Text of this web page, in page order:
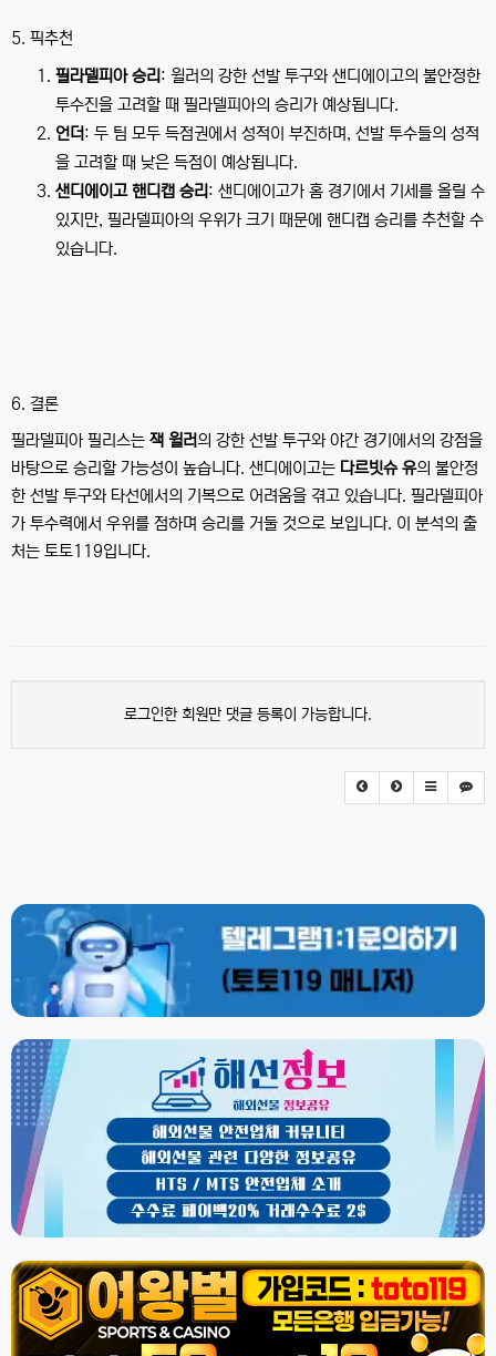
5. 픽추천
필라델피아 승리: 윌러의 강한 선발 투구와 샌디에이고의 불안정한
투수진을 고려할 때 필라델피아의 승리가 예상됩니다.
언더: 두 팀 모두 득점권에서 성적이 부진하며, 선발 투수들의 성적
을 고려할 때 낮은 득점이 예상됩니다.
샌디에이고 핸디캡 승리: 샌디에이고가 홈 경기에서 기세를 올릴 수
있지만, 필라델피아의 우위가 크기 때문에 핸디캡 승리를 추천할 수
있습니다.
6. 결론
필라델피아 필리스는 잭 윌러의 강한 선발 투구와 야간 경기에서의 강점을
바탕으로 승리할 가능성이 높습니다. 샌디에이고는 다르빗슈 유의 불안정
한 선발 투구와 타선에서의 기복으로 어려움을 겪고 있습니다. 필라델피아
가 투수력에서 우위를 점하며 승리를 거둘 것으로 보입니다. 이 분석의 출
처는 토토119입니다.
로그인한 회원만 댓글 등록이 가능합니다.